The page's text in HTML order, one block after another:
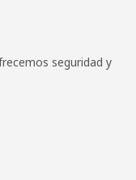
seguridad y